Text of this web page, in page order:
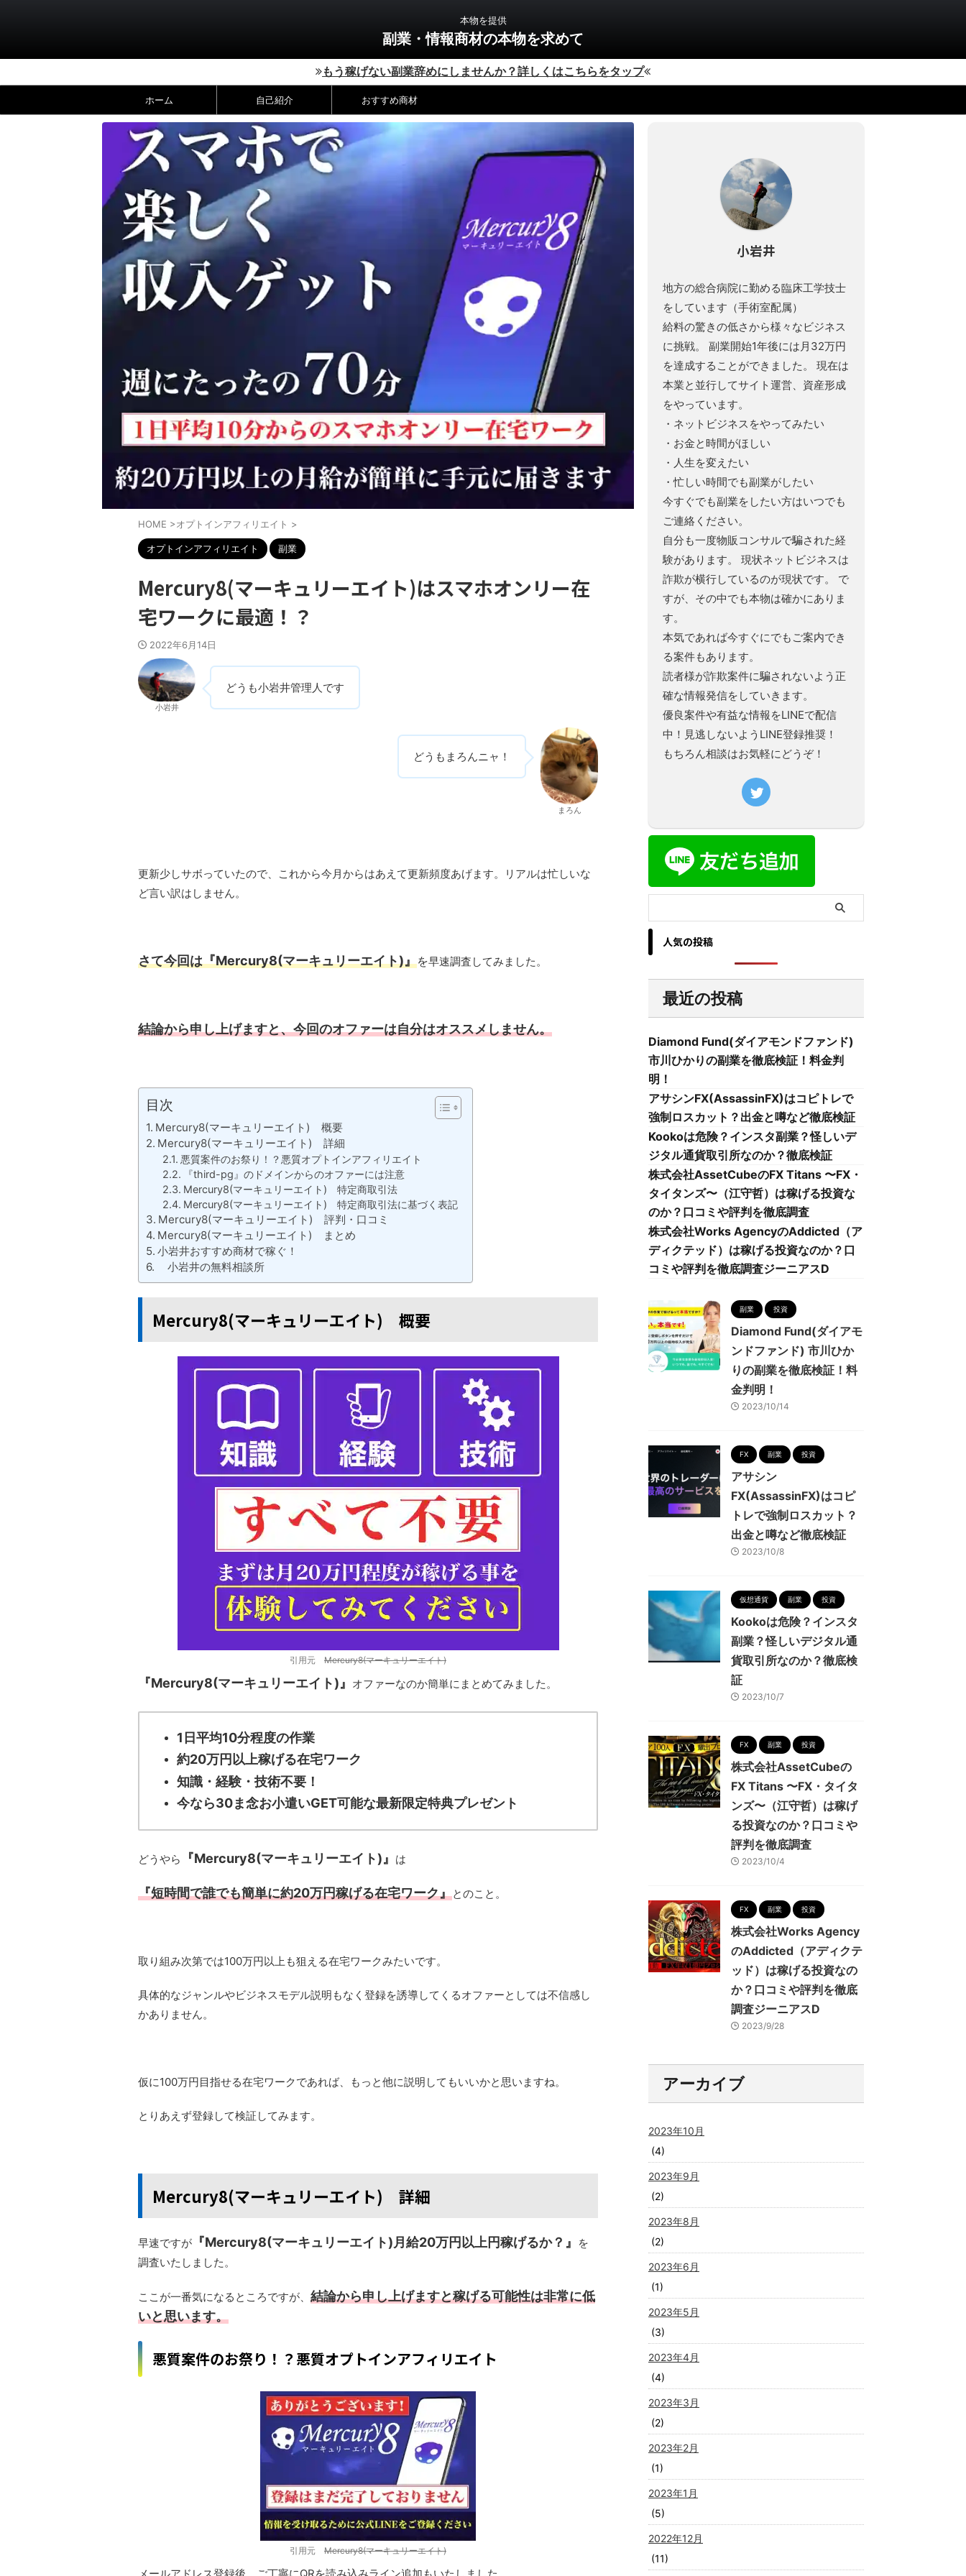
本物を提供
副業・情報商材の本物を求めて
もう稼げない副業辞めにしませんか？詳しくはこちらをタップ
ホーム 自己紹介 おすすめ商材
HOME >オプトインアフィリエイト >
オプトインアフィリエイト 副業
Mercury8(マーキュリーエイト)はスマホオンリー在
宅ワークに最適！？
2022年6月14日
小岩井
どうも小岩井管理人です
どうもまろんニャ！
まろん
更新少しサボっていたので、これから今月からはあえて更新頻度あげます。リアルは忙しいな
ど言い訳はしません。
さて今回は『Mercury8(マーキュリーエイト)』を早速調査してみました。
結論から申し上げますと、今回のオファーは自分はオススメしません。
目次
Mercury8(マーキュリーエイト) 概要
Mercury8(マーキュリーエイト) 詳細
悪質案件のお祭り！？悪質オプトインアフィリエイト
『third-pg』のドメインからのオファーには注意
Mercury8(マーキュリーエイト) 特定商取引法
Mercury8(マーキュリーエイト) 特定商取引法に基づく表記
Mercury8(マーキュリーエイト) 評判・口コミ
Mercury8(マーキュリーエイト) まとめ
小岩井おすすめ商材で稼ぐ！
小岩井の無料相談所
Mercury8(マーキュリーエイト) 概要
引用元 Mercury8(マーキュリーエイト)
『Mercury8(マーキュリーエイト)』 オファーなのか簡単にまとめてみました。
1日平均10分程度の作業
約20万円以上稼げる在宅ワーク
知識・経験・技術不要！
今なら30ま念お小遣いGET可能な最新限定特典プレゼント
どうやら 『Mercury8(マーキュリーエイト)』 は
『短時間で誰でも簡単に約20万円稼げる在宅ワーク』とのこと。
取り組み次第では100万円以上も狙える在宅ワークみたいです。
具体的なジャンルやビジネスモデル説明もなく登録を誘導してくるオファーとしては不信感し
かありません。
仮に100万円目指せる在宅ワークであれば、もっと他に説明してもいいかと思いますね。
とりあえず登録して検証してみます。
Mercury8(マーキュリーエイト) 詳細
早速ですが 『Mercury8(マーキュリーエイト)月給20万円以上円稼げるか？』
を
調査いたしました。
ここが一番気になるところですが、 結論から申し上げますと稼げる可能性は非常に低
いと思います。
悪質案件のお祭り！？悪質オプトインアフィリエイト
引用元 Mercury8(マーキュリーエイト)
小岩井
地方の総合病院に勤める臨床工学技士
をしています（手術室配属）
給料の驚きの低さから様々なビジネス
に挑戦。 副業開始1年後には月32万円
を達成することができました。 現在は
本業と並行してサイト運営、資産形成
をやっています。
・ネットビジネスをやってみたい
・お金と時間がほしい
・人生を変えたい
・忙しい時間でも副業がしたい
今すぐでも副業をしたい方はいつでも
ご連絡ください。
自分も一度物販コンサルで騙された経
験があります。 現状ネットビジネスは
詐欺が横行しているのが現状です。 で
すが、その中でも本物は確かにありま
す。
本気であれば今すぐにでもご案内でき
る案件もあります。
読者様が詐欺案件に騙されないよう正
確な情報発信をしていきます。
優良案件や有益な情報をLINEで配信
中！見逃しないようLINE登録推奨！
もちろん相談はお気軽にどうぞ！
人気の投稿
最近の投稿
Diamond Fund(ダイアモンドファンド)
市川ひかりの副業を徹底検証！料金判
明！
アサシンFX(AssassinFX)はコピトレで
強制ロスカット？出金と噂など徹底検証
Kookoは危険？インスタ副業？怪しいデ
ジタル通貨取引所なのか？徹底検証
株式会社AssetCubeのFX Titans 〜FX・
タイタンズ〜（江守哲）は稼げる投資な
のか？口コミや評判を徹底調査
株式会社Works AgencyのAddicted（ア
ディクテッド）は稼げる投資なのか？口
コミや評判を徹底調査ジーニアスD
副業 投資
Diamond Fund(ダイアモ
ンドファンド) 市川ひか
りの副業を徹底検証！料
金判明！
2023/10/14
FX 副業 投資
アサシン
FX(AssassinFX)はコピ
トレで強制ロスカット？
出金と噂など徹底検証
2023/10/8
仮想通貨 副業 投資
Kookoは危険？インスタ
副業？怪しいデジタル通
貨取引所なのか？徹底検
証
2023/10/7
FX 副業 投資
株式会社AssetCubeの
FX Titans 〜FX・タイタ
ンズ〜（江守哲）は稼げ
る投資なのか？口コミや
評判を徹底調査
2023/10/4
FX 副業 投資
株式会社Works Agency
のAddicted（アディクテ
ッド）は稼げる投資なの
か？口コミや評判を徹底
調査ジーニアスD
2023/9/28
アーカイブ
2023年10月
(4)
2023年9月
(2)
2023年8月
(2)
2023年6月
(1)
2023年5月
(3)
2023年4月
(4)
2023年3月
(2)
2023年2月
(1)
2023年1月
(5)
2022年12月
(11)